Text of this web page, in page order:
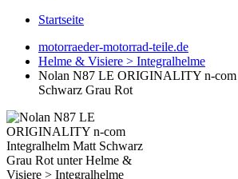
Startseite
motorraeder-motorrad-teile.de
Helme & Visiere > Integralhelme
Nolan N87 LE ORIGINALITY n-com
Schwarz Grau Rot